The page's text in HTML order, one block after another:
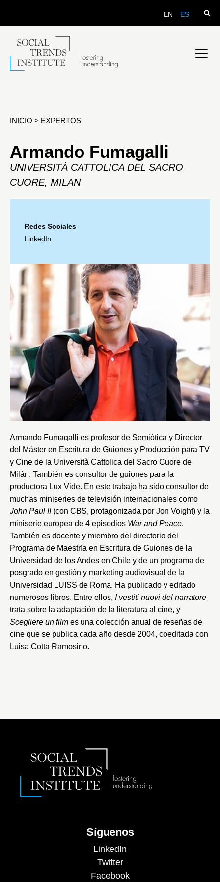
EN ES
INICIO > EXPERTOS
Armando Fumagalli
UNIVERSITÀ CATTOLICA DEL SACRO
CUORE, MILAN
Redes Sociales
LinkedIn
Armando Fumagalli es profesor de Semiótica y Director
del Máster en Escritura de Guiones y Producción para TV
y Cine de la Università Cattolica del Sacro Cuore de
Milán. También es consultor de guiones para la
productora Lux Vide. En este trabajo ha sido consultor de
muchas miniseries de televisión internacionales como
John Paul II(con CBS, protagonizada por Jon Voight) y la
miniserie europea de 4 episodios War and Peace.
También es docente y miembro del directorio del
Programa de Maestría en Escritura de Guiones de la
Universidad de los Andes en Chile y de un programa de
posgrado en gestión y marketing audiovisual de la
Universidad LUISS de Roma. Ha publicado y editado
numerosos libros. Entre ellos, I vestiti nuovi del narratore
trata sobre la adaptación de la literatura al cine, y
Scegliere un film es una colección anual de reseñas de
cine que se publica cada año desde 2004, coeditada con
Luisa Cotta Ramosino.
Síguenos
LinkedIn
Twitter
Facebook